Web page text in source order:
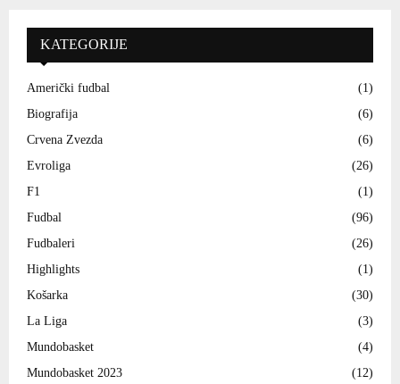
KATEGORIJE
Američki fudbal
(1)
Biografija
(6)
Crvena Zvezda
(6)
Evroliga
(26)
F1
(1)
Fudbal
(96)
Fudbaleri
(26)
Highlights
(1)
Košarka
(30)
La Liga
(3)
Mundobasket
(4)
Mundobasket 2023
(12)